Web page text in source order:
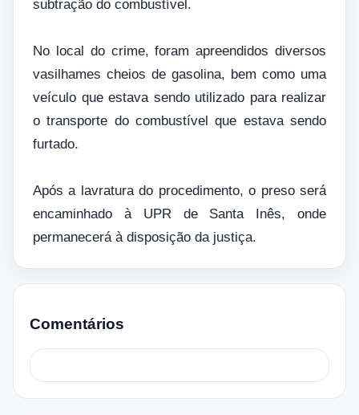
subtração do combustível.
No local do crime, foram apreendidos diversos
vasilhames cheios de gasolina, bem como uma
veículo que estava sendo utilizado para realizar
o transporte do combustível que estava sendo
furtado.
Após a lavratura do procedimento, o preso será
encaminhado à UPR de Santa Inês, onde
permanecerá à disposição da justiça.
Comentários